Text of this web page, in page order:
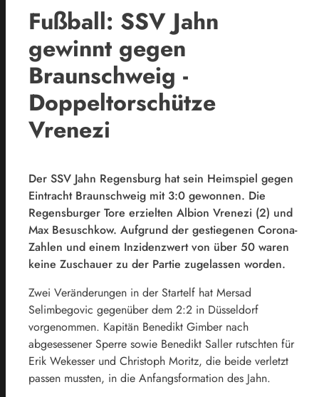
Fußball: SSV Jahn
gewinnt gegen
Braunschweig -
Doppeltorschütze
Vrenezi
Der SSV Jahn Regensburg hat sein Heimspiel gegen
Eintracht Braunschweig mit 3:0 gewonnen. Die
Regensburger Tore erzielten Albion Vrenezi (2) und
Max Besuschkow. Aufgrund der gestiegenen Corona-
Zahlen und einem Inzidenzwert von über 50 waren
keine Zuschauer zu der Partie zugelassen worden.
Zwei Veränderungen in der Startelf hat Mersad
Selimbegovic gegenüber dem 2:2 in Düsseldorf
vorgenommen. Kapitän Benedikt Gimber nach
abgesessener Sperre sowie Benedikt Saller rutschten für
Erik Wekesser und Christoph Moritz, die beide verletzt
passen mussten, in die Anfangsformation des Jahn.